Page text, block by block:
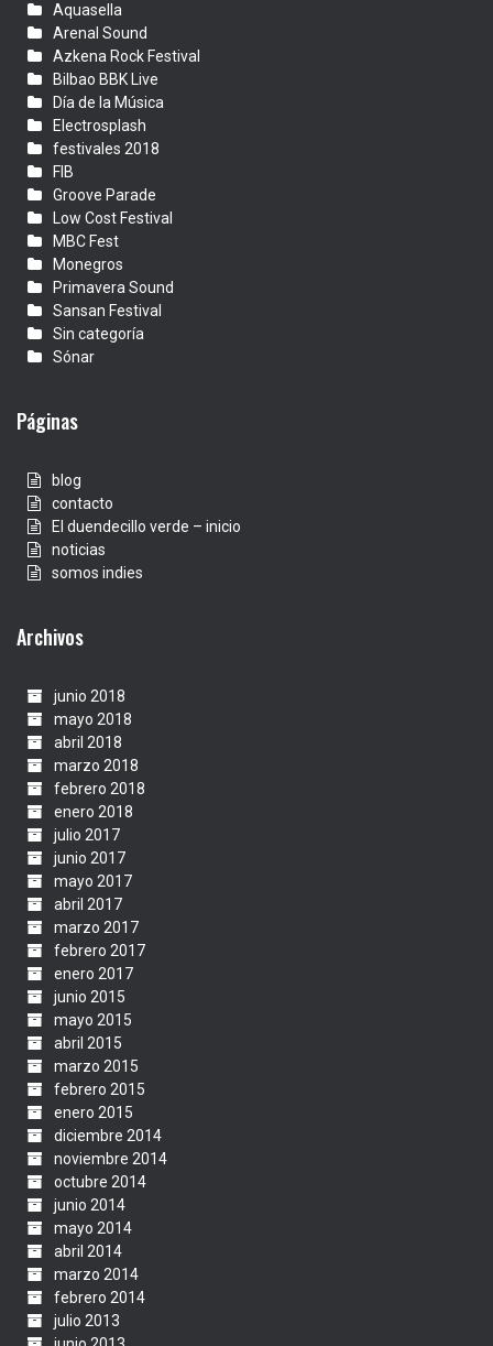
Aquasella
Arenal Sound
Azkena Rock Festival
Bilbao BBK Live
Día de la Música
Electrosplash
festivales 2018
FIB
Groove Parade
Low Cost Festival
MBC Fest
Monegros
Primavera Sound
Sansan Festival
Sin categoría
Sónar
Páginas
blog
contacto
El duendecillo verde – inicio
noticias
somos indies
Archivos
junio 2018
mayo 2018
abril 2018
marzo 2018
febrero 2018
enero 2018
julio 2017
junio 2017
mayo 2017
abril 2017
marzo 2017
febrero 2017
enero 2017
junio 2015
mayo 2015
abril 2015
marzo 2015
febrero 2015
enero 2015
diciembre 2014
noviembre 2014
octubre 2014
junio 2014
mayo 2014
abril 2014
marzo 2014
febrero 2014
julio 2013